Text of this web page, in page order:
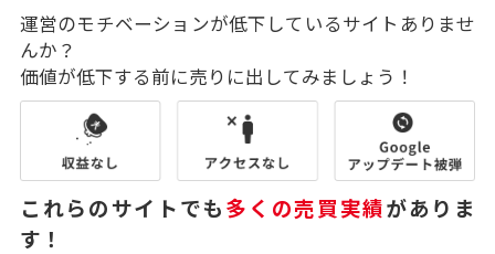
運営のモチベーションが低下しているサイトありませ
んか？
価値が低下する前に売りに出してみましょう！
これらのサイトでも多くの売買実績がありま
す！